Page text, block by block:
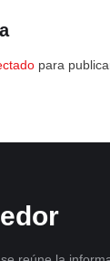
para